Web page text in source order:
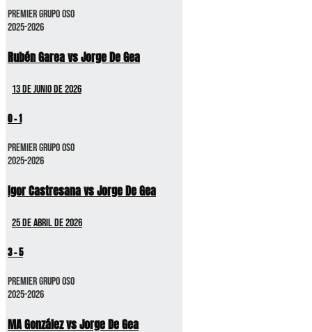
Premier GRUPO OSO
2025-2026
Rubén Garea vs Jorge De Gea
13 de junio de 2026
0-1
Premier GRUPO OSO
2025-2026
Igor Castresana vs Jorge De Gea
25 de abril de 2026
3-5
Premier GRUPO OSO
2025-2026
MA González vs Jorge De Gea